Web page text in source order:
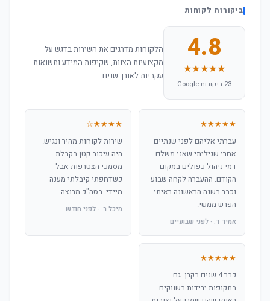
ביקורות לקוחות
4.8
★★★★★
23 ביקורות Google
הלקוחות מדרגים את השירות בדגש על
מקצועיות הצוות, שקיפות המידע ותשואות
עקביות לאורך שנים.
★★★★★
עברתי אליהם לפני שנתיים
אחרי שגיליתי שאני משלם
דמי ניהול כפולים במקום
הקודם. ההעברה לקחה שבוע
וכבר בשנה הראשונה ראיתי
הפרש ממשי.
אמיר ד. · לפני שבועיים
★★★★☆
שירות לקוחות מהיר ונגיש.
היה עיכוב קטן בקבלת
מסמכי הצטרפות אבל
כשדחפתי קיבלתי מענה
מיידי. בסה"כ מרוצה.
מיכל ר. · לפני חודש
★★★★★
כבר 4 שנים בקרן. גם
בתקופות ירידות בשווקים